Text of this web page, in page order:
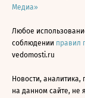
Медиа»
Любое
соблюдении правил
vedomosti.ru
Новости,
на данном сайте, не